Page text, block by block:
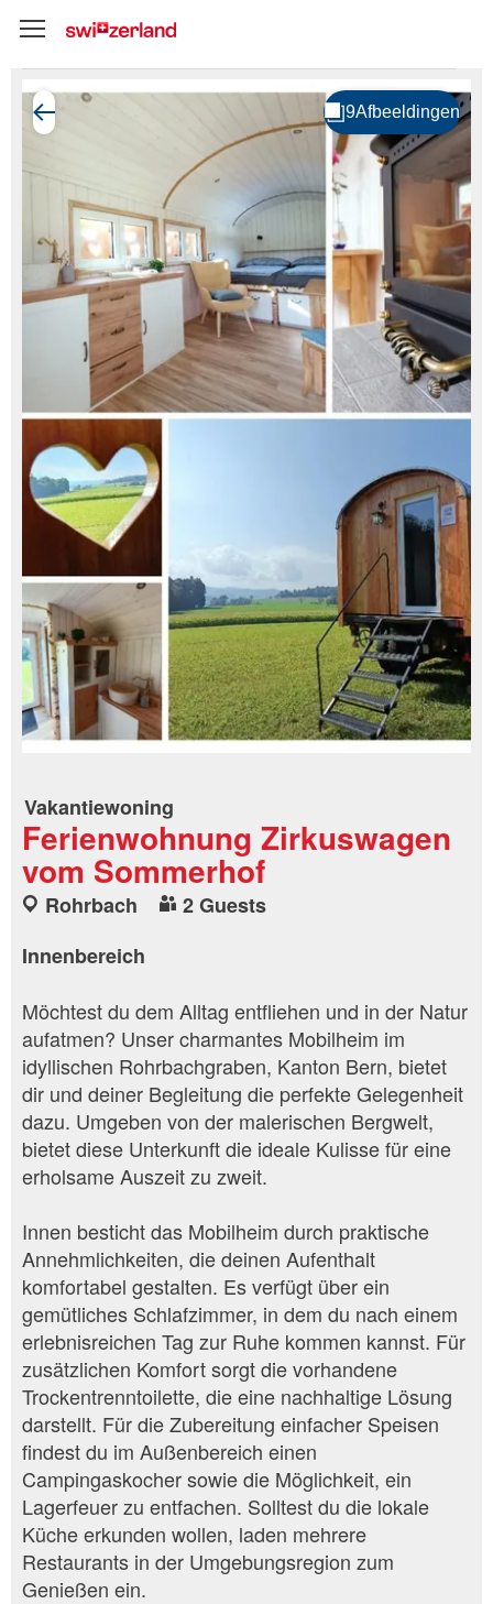
Vakantiewoning
Ferienwohnung Zirkuswagen
vom Sommerhof
Rohrbach
2 Guests
Innenbereich
Möchtest du dem Alltag entfliehen und in der Natur
aufatmen? Unser charmantes Mobilheim im
idyllischen Rohrbachgraben, Kanton Bern, bietet
dir und deiner Begleitung die perfekte Gelegenheit
dazu. Umgeben von der malerischen Bergwelt,
bietet diese Unterkunft die ideale Kulisse für eine
erholsame Auszeit zu zweit.
Innen besticht das Mobilheim durch praktische
Annehmlichkeiten, die deinen Aufenthalt
komfortabel gestalten. Es verfügt über ein
gemütliches Schlafzimmer, in dem du nach einem
erlebnisreichen Tag zur Ruhe kommen kannst. Für
zusätzlichen Komfort sorgt die vorhandene
Trockentrenntoilette, die eine nachhaltige Lösung
darstellt. Für die Zubereitung einfacher Speisen
findest du im Außenbereich einen
Campingaskocher sowie die Möglichkeit, ein
Lagerfeuer zu entfachen. Solltest du die lokale
Küche erkunden wollen, laden mehrere
Restaurants in der Umgebungsregion zum
Genießen ein.